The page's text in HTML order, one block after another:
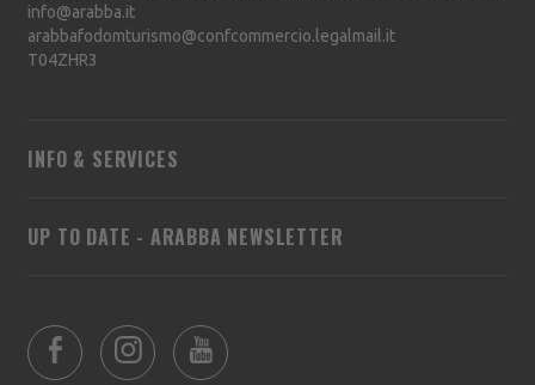
UP TO DATE - ARABBA NEWSLETTER
info@arabba.it
arabbafodomturismo@confcommercio.legalmail.it
T04ZHR3
INFO & SERVICES